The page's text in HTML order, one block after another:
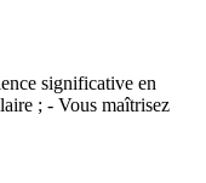
significative en
; - Vous maîtrisez